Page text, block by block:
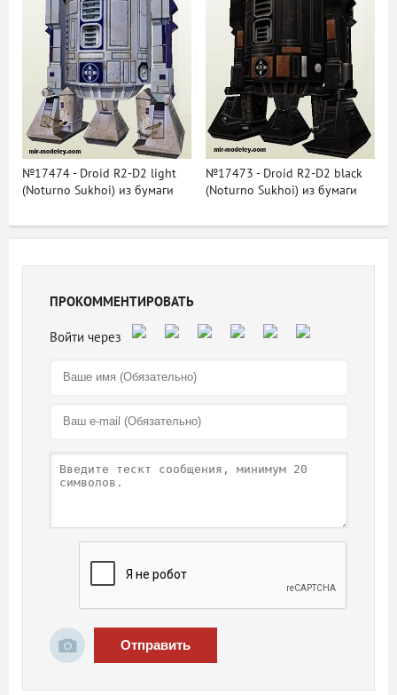
№17474 - Droid R2-D2 light
(Noturno Sukhoi) из бумаги
№17473 - Droid R2-D2 black
(Noturno Sukhoi) из бумаги
ПРОКОММЕНТИРОВАТЬ
Отправить